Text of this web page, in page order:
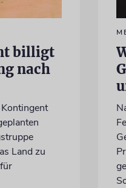
billigt
nach
Land zu